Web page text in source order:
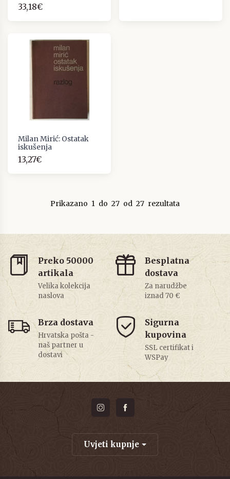
33,18€
Milan Mirić: Ostatak
iskušenja
13,27€
Prikazano 1 do 27 od 27 rezultata
Preko 50000
artikala
Velika kolekcija
naslova
Besplatna
dostava
Za narudžbe
iznad 70 €
Brza dostava
Hrvatska pošta -
naš partner u
dostavi
Sigurna
kupovina
SSL certifikat i
WSPay
Uvjeti kupnje